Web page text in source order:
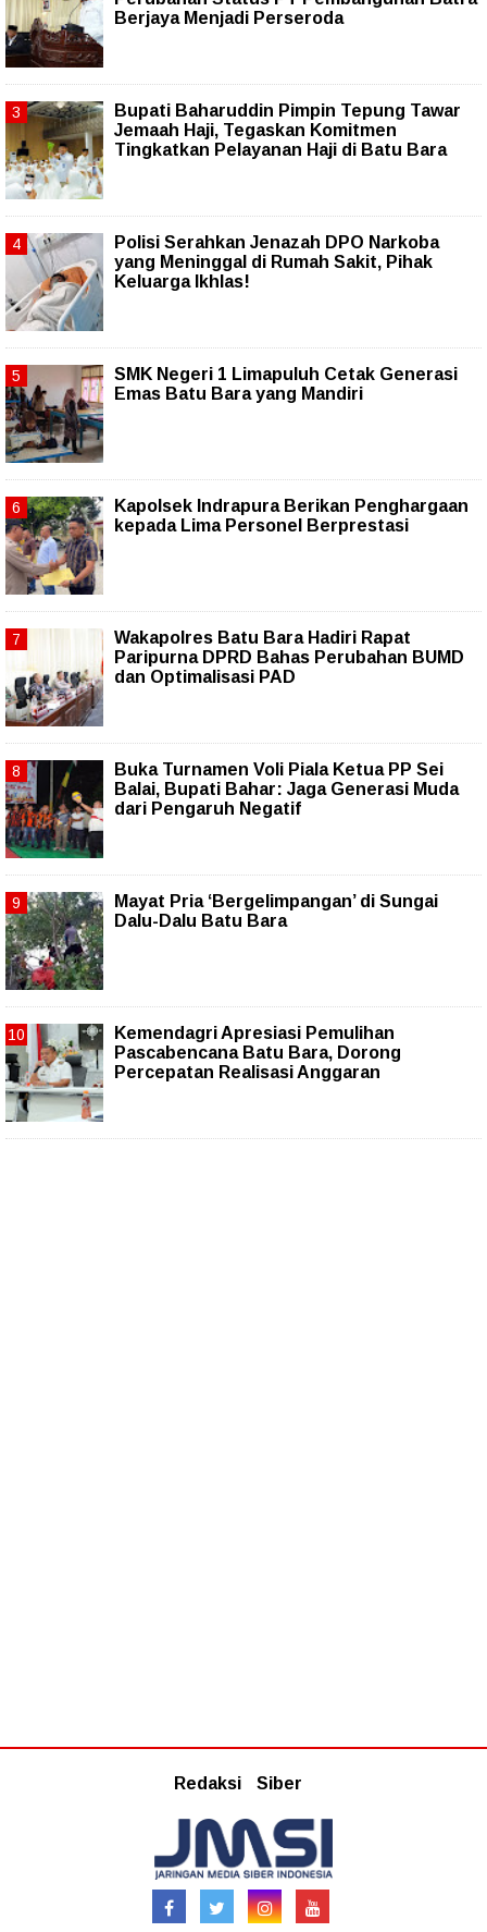
Berjaya Menjadi Perseroda
Bupati Baharuddin Pimpin Tepung Tawar
Jemaah Haji, Tegaskan Komitmen
Tingkatkan Pelayanan Haji di Batu Bara
Polisi Serahkan Jenazah DPO Narkoba
yang Meninggal di Rumah Sakit, Pihak
Keluarga Ikhlas!
SMK Negeri 1 Limapuluh Cetak Generasi
Emas Batu Bara yang Mandiri
Kapolsek Indrapura Berikan Penghargaan
kepada Lima Personel Berprestasi
Wakapolres Batu Bara Hadiri Rapat
Paripurna DPRD Bahas Perubahan BUMD
dan Optimalisasi PAD
Buka Turnamen Voli Piala Ketua PP Sei
Balai, Bupati Bahar: Jaga Generasi Muda
dari Pengaruh Negatif
Mayat Pria ‘Bergelimpangan’ di Sungai
Dalu-Dalu Batu Bara
Kemendagri Apresiasi Pemulihan
Pascabencana Batu Bara, Dorong
Percepatan Realisasi Anggaran
Redaksi Siber